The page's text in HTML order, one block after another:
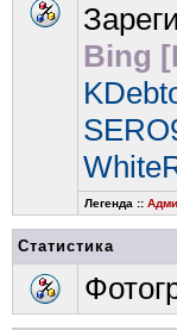
Bing
Легенда ::
Статистика